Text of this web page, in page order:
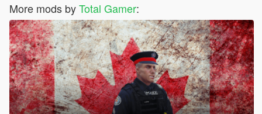
More mods byTotal Gamer: